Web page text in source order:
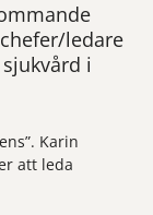
ledare
i
Karin
att leda